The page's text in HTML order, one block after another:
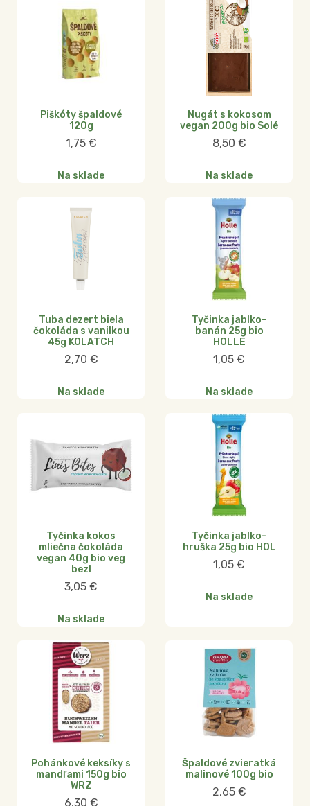
Piškóty špaldové
120g
1,75 €
Na sklade
Nugát s kokosom
vegan 200g bio Solé
8,50 €
Na sklade
Tuba dezert biela
čokoláda s vanilkou
45g KOLATCH
2,70 €
Na sklade
Tyčinka jablko-
banán 25g bio
HOLLE
1,05 €
Na sklade
Tyčinka kokos
mliečna čokoláda
vegan 40g bio veg
bezl
3,05 €
Na sklade
Tyčinka jablko-
hruška 25g bio HOL
1,05 €
Na sklade
Pohánkové keksíky s
mandľami 150g bio
WRZ
6,30 €
Špaldové zvieratká
malinové 100g bio
2,65 €